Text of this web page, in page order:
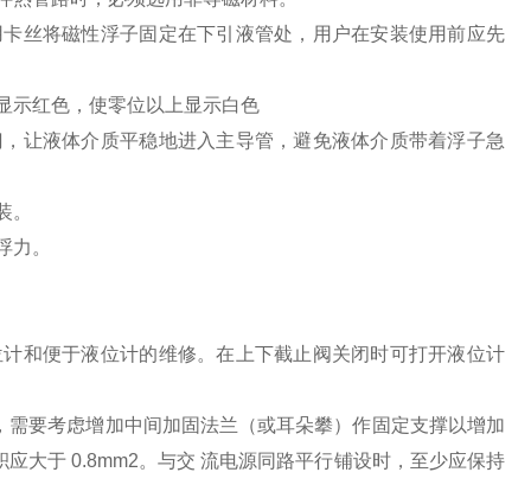
丝将磁性浮子固定在下引液管处，用户在安装使用前应先
示红色，使零位以上显示白色
让液体介质平稳地进入主导管，避免液体介质带着浮子急
。
力。
和便于液位计的维修。在上下截止阀关闭时可打开液位计
要考虑增加中间加固法兰（或耳朵攀）作固定支撑以增加
大于 0.8mm2。与交 流电源同路平行铺设时，至少应保持